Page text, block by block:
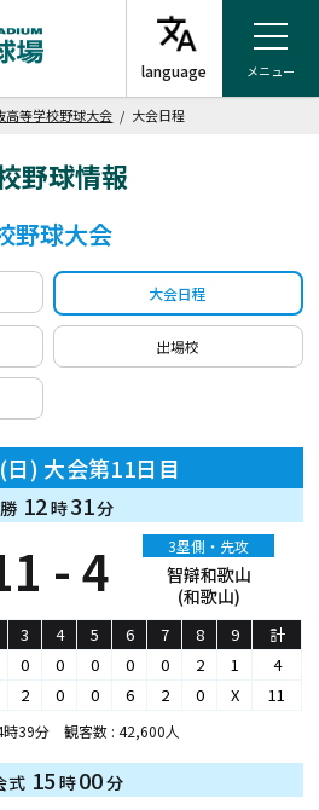
メニュー
高等学校野球大会 / 大会日程
野球情報
野球大会
大会日程
出場校
) 大会第11日目
12時31分
- 4 3塁側・先攻
智辯和歌山
(和歌山)
3 4 5 6 7 8 9
計
0 0 0 0 0 2 1
4
2 0 0 6 2 0 X 11
時39分 観客数 : 42,600人
式 15 時00分